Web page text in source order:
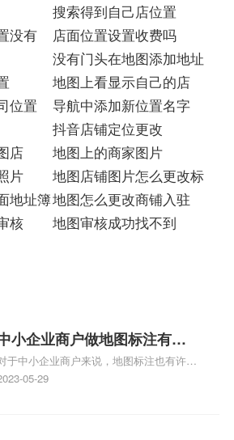
搜索得到自己店位置
没有
店面位置设置收费吗
没有门头在地图添加地址
地图上看显示自己的店
位置
导航中添加新位置名字
抖音店铺定位更改
店
地图上的商家图片
片
地图店铺图片怎么更改标
地址簿地图怎么更改商铺入驻
核
地图审核成功找不到
小企业商户做地图标注有什
好处
于中小企业商户来说，地图标注也有许多
处，包括：提高可见性和曝光率：通过在
05-29